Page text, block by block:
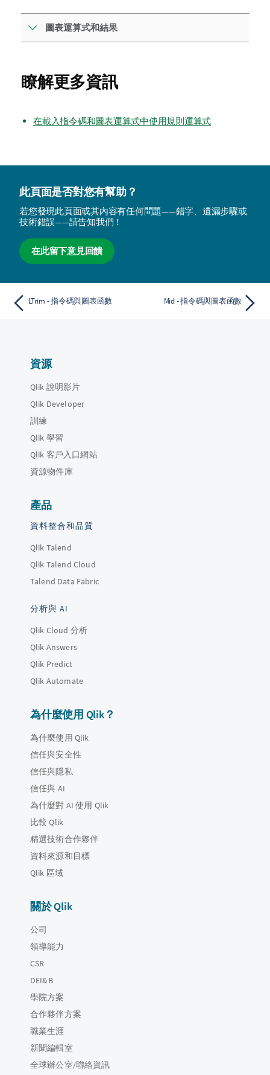
圖表運算式和結果
瞭解更多資訊
在載入指令碼和圖表運算式中使用規則運算式
此頁面是否對您有幫助？
若您發現此頁面或其內容有任何問題——錯字、遺漏步驟或
技術錯誤——請告知我們！
在此留下意見回饋
LTrim - 指令碼與圖表函數 Mid - 指令碼與圖表函數
資源
Qlik 說明影片
Qlik Developer
訓練
Qlik 學習
Qlik 客戶入口網站
資源物件庫
產品
資料整合和品質
Qlik Talend
Qlik Talend Cloud
Talend Data Fabric
分析與 AI
Qlik Cloud 分析
Qlik Answers
Qlik Predict
Qlik Automate
為什麼使用 Qlik？
為什麼使用 Qlik
信任與安全性
信任與隱私
信任與 AI
為什麼對 AI 使用 Qlik
比較 Qlik
精選技術合作夥伴
資料來源和目標
Qlik 區域
關於 Qlik
公司
領導能力
CSR
DEI&B
學院方案
合作夥伴方案
職業生涯
新聞編輯室
全球辦公室/聯絡資訊